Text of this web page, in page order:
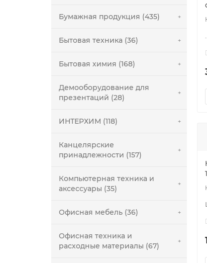
Бумажная продукция (435)
Бытовая техника (36)
Бытовая химия (168)
Демооборудование для
презентаций (28)
ИНТЕРХИМ (118)
Канцелярские
принадлежности (157)
Компьютерная техника и
аксессуары (35)
Офисная мебель (36)
Офисная техника и
расходные материалы (67)